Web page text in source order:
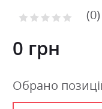
the
of
the
gallery
Рейтинг: 0
0 грн
Обрано